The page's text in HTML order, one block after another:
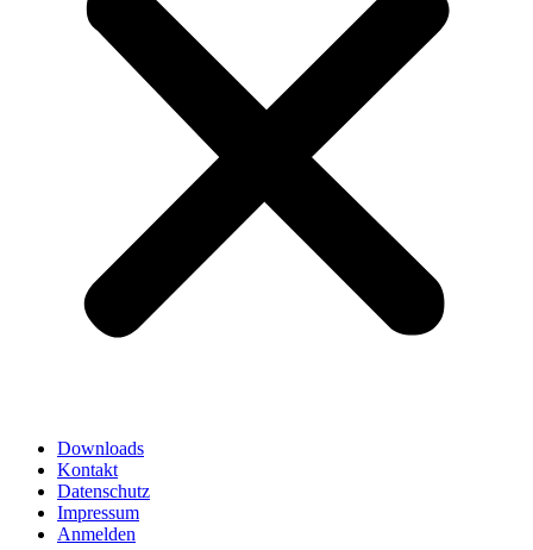
Downloads
Kontakt
Datenschutz
Impressum
Anmelden